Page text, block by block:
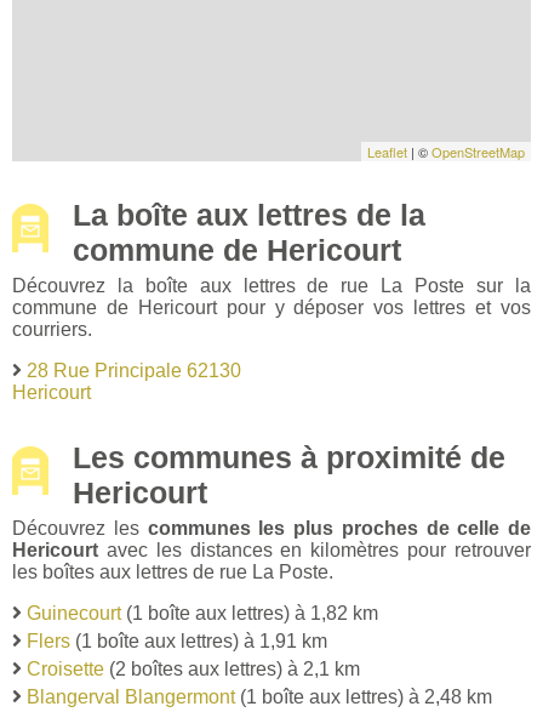
Leaflet | ©OpenStreetMap
La boîte aux lettres de la
commune de Hericourt
Découvrez la boîte aux lettres de rue La Poste sur la
commune de Hericourt pour y déposer vos lettres et vos
courriers.
28 Rue Principale 62130
Hericourt
Les communes à proximité de
Hericourt
Découvrez les communes les plus proches de celle de
Hericourt avec les distances en kilomètres pour retrouver
les boîtes aux lettres de rue La Poste.
Guinecourt(1 boîte aux lettres) à 1,82 km
Flers (1 boîte aux lettres) à 1,91 km
Croisette (2 boîtes aux lettres) à 2,1 km
Blangerval Blangermont(1 boîte aux lettres) à 2,48 km